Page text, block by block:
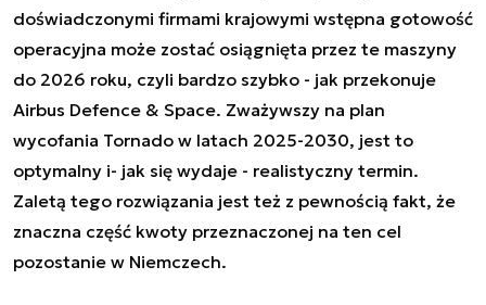
doświadczonymi firmami krajowymi wstępna gotowość
operacyjna może zostać osiągnięta przez te maszyny
do 2026 roku, czyli bardzo szybko - jak przekonuje
Airbus Defence & Space. Zważywszy na plan
wycofania Tornado w latach 2025-2030, jest to
optymalny i- jak się wydaje - realistyczny termin.
Zaletą tego rozwiązania jest też z pewnością fakt, że
znaczna część kwoty przeznaczonej na ten cel
pozostanie w Niemczech.